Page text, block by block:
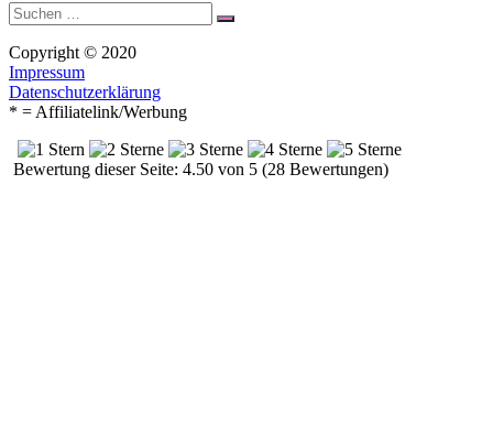
Suche
nach:
Suchen
Copyright © 2020
Impressum
Datenschutzerklärung
* = Affiliatelink/Werbung
Bewertung dieser Seite: 4.50 von 5 (28 Bewertungen)